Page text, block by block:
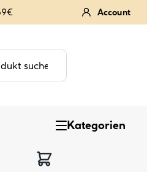
Account
Kategorien